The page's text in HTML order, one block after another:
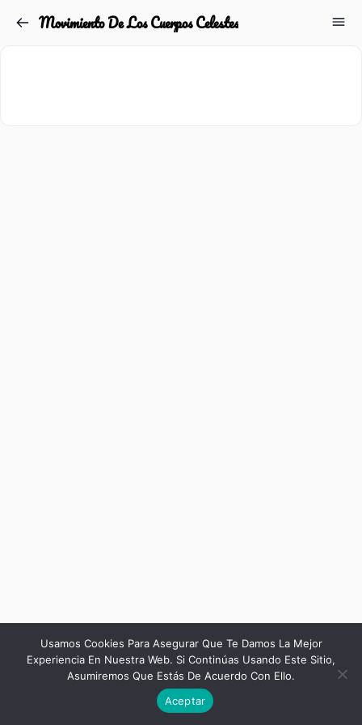
Movimiento De Los Cuerpos Celestes
Usamos Cookies Para Asegurar Que Te Damos La Mejor
Experiencia En Nuestra Web. Si Continúas Usando Este Sitio,
Asumiremos Que Estás De Acuerdo Con Ello.
Aceptar